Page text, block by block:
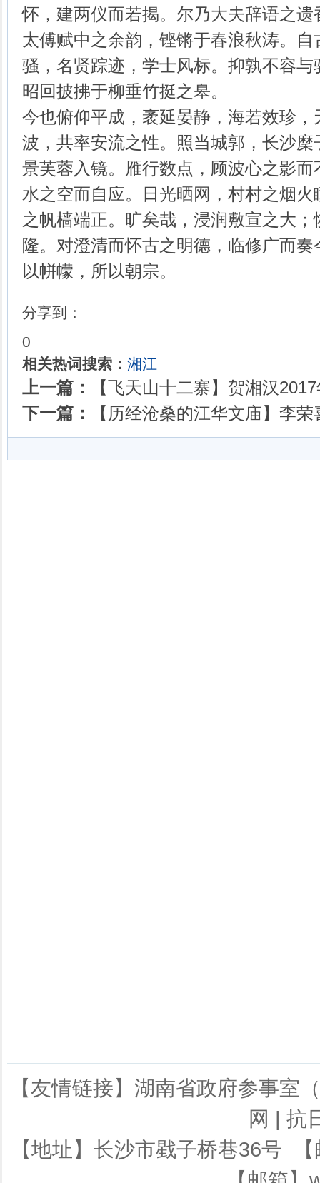
怀，建两仪而若揭。尔乃大夫辞语之
太傅赋中之余韵，铿锵于春浪秋涛。
骚，名贤踪迹，学士风标。抑孰不容
昭回披拂于柳垂竹挺之皋。
今也俯仰平成，袤延晏静，海若效珍
波，共率安流之性。照当城郭，长沙
景芙蓉入镜。雁行数点，顾波心之影
水之空而自应。日光晒网，村村之烟
之帆樯端正。旷矣哉，浸润敷宣之大
隆。对澄清而怀古之明德，临修广而
以帡幪，所以朝宗。
分享到：
0
相关热词搜索： 湘江
上一篇：
【飞天山十二寨】贺湘汉
下一篇：
【历经沧桑的江华文庙】李
【友情链接】 湖南省政府参事室
网 | 抗
【地址】长沙市戥子桥巷36号